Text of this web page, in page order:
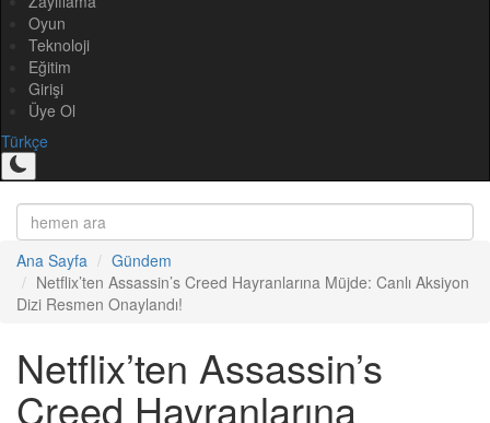
Oyun
Teknoloji
Eğitim
Girişi
Üye Ol
Türkçe
Ana Sayfa
Gündem
Netflix’ten Assassin’s Creed Hayranlarına Müjde: Canlı Aksiyon
Dizi Resmen Onaylandı!
Netflix’ten Assassin’s
Creed Hayranlarına